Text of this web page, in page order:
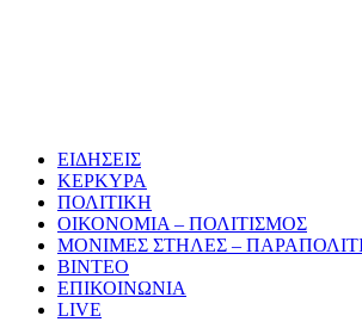
ΕΙΔΗΣΕΙΣ
ΚΕΡΚΥΡΑ
ΠΟΛΙΤΙΚΗ
ΟΙΚΟΝΟΜΙΑ – ΠΟΛΙΤΙΣΜΟΣ
ΜΟΝΙΜΕΣ ΣΤΗΛΕΣ –
ΒΙΝΤΕΟ
ΕΠΙΚΟΙΝΩΝΙΑ
LIVE